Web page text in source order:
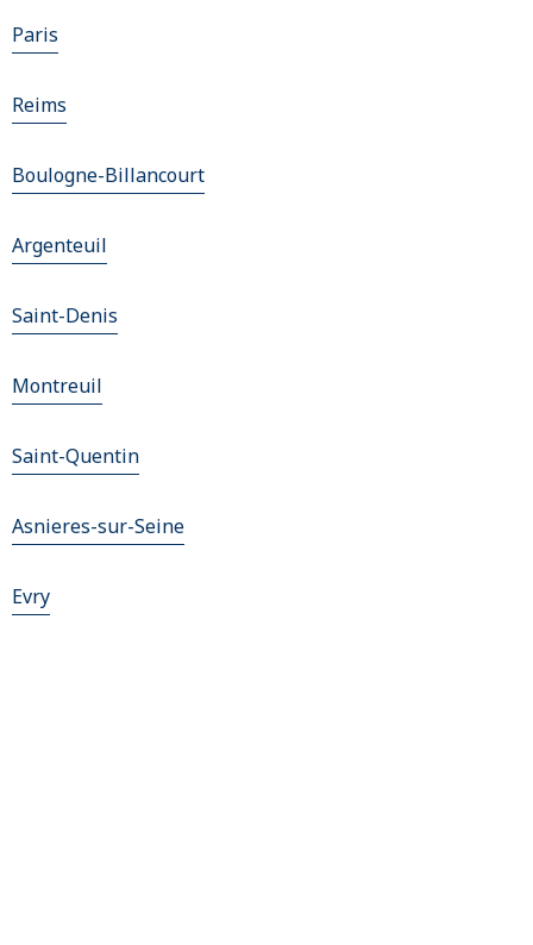
Paris
Reims
Boulogne-Billancourt
Argenteuil
Saint-Denis
Montreuil
Saint-Quentin
Asnieres-sur-Seine
Evry